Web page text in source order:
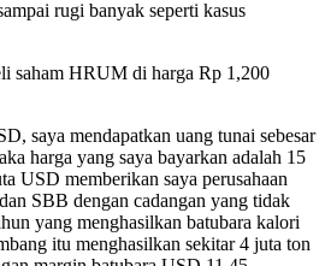
rugi banyak seperti kasus
saham HRUM di harga Rp 1,200
saya mendapatkan uang tunai sebesar
harga yang saya bayarkan adalah 15
USD memberikan saya perusahaan
SBB dengan cadangan yang tidak
yang menghasilkan batubara kalori
itu menghasilkan sekitar 4 juta ton